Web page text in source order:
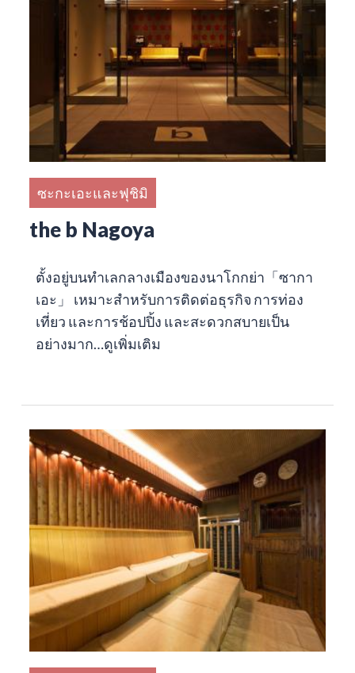
ซะกะเอะและฟุชิมิ
the b Nagoya
ตั้งอยู่บนทำเลกลางเมืองของนาโกกย่า「ซากา
เอะ」 เหมาะสำหรับการติดต่อธุรกิจ การท่อง
เที่ยว และการช้อปปิ้ง และสะดวกสบายเป็น
อย่างมาก…ดูเพิ่มเติม